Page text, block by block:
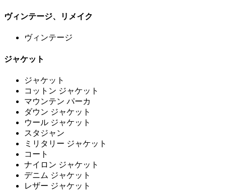
ヴィンテージ、リメイク
ヴィンテージ
ジャケット
ジャケット
コットン ジャケット
マウンテン パーカ
ダウン ジャケット
ウール ジャケット
スタジャン
ミリタリー ジャケット
コート
ナイロン ジャケット
デニム ジャケット
レザー ジャケット